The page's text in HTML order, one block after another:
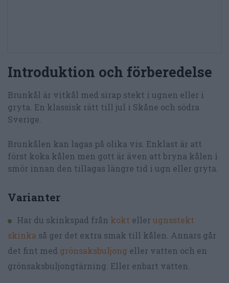
Introduktion och förberedelse
Brunkål är vitkål med sirap stekt i ugnen eller i
gryta. En klassisk rätt till jul i Skåne och södra
Sverige.
Brunkålen kan lagas på olika vis. Enklast är att
först koka kålen men gott är även att bryna kålen i
smör innan den tillagas längre tid i ugn eller gryta.
Varianter
Har du skinkspad från kokt eller ugnsstekt
skinka så ger det extra smak till kålen. Annars går
det fint med grönsaksbuljong eller vatten och en
grönsaksbuljongtärning. Eller enbart vatten.